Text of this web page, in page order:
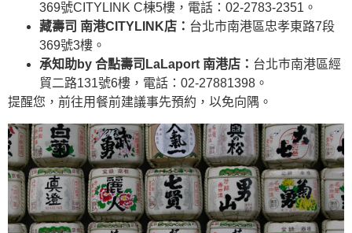
369號CITYLINK C棟5樓，電話：02-2783-2351。
藏壽司 南港CITYLINK店： 台北市南港區忠孝東路7段
369號3樓。
承知助by 合點壽司LaLaport 南港店： 台北巿南港區經
貿二路131號6樓，電話：02-27881398。
提醒您，前往用餐前建議事先預約，以免向隅。